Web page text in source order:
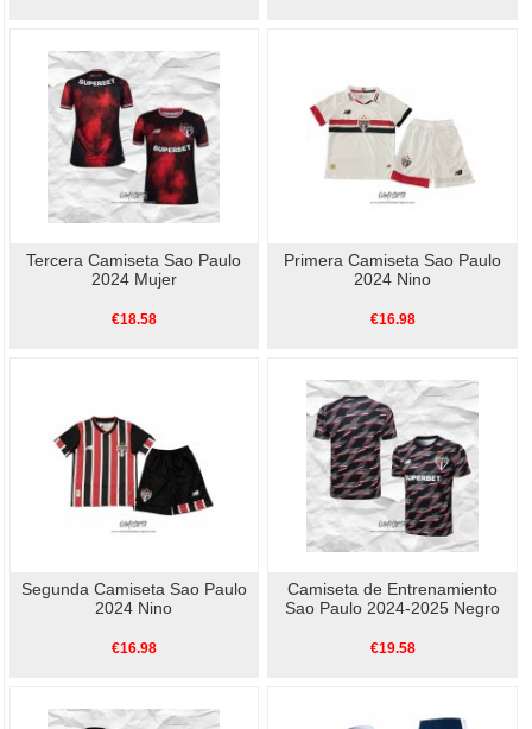
Tercera Camiseta Sao Paulo
2024 Mujer
€18.58
Primera Camiseta Sao Paulo
2024 Nino
€16.98
Segunda Camiseta Sao Paulo
2024 Nino
€16.98
Camiseta de Entrenamiento
Sao Paulo 2024-2025 Negro
€19.58